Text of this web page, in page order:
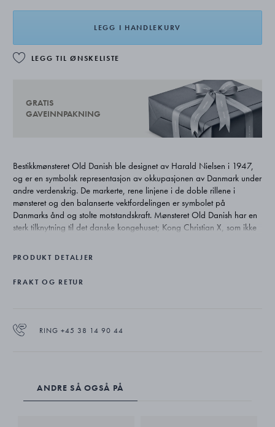
LEGG I HANDLEKURV
LEGG TIL ØNSKELISTE
GRATIS
GAVEINNPAKNING
Bestikkmønsteret Old Danish ble designet av Harald Nielsen i 1947,
og er en symbolsk representasjon av okkupasjonen av Danmark under
andre verdenskrig. De markerte, rene linjene i de doble rillene i
mønsteret og den balanserte vektfordelingen er symbolet på
Danmarks ånd og stolte motstandskraft. Mønsteret Old Danish har en
sterk tilknytning til det danske kongehuset; Kong Christian X, som ikke
og kronprinsessen av Danmark, i 2004.
PRODUKT DETALJER
FRAKT OG RETUR
RING +45 38 14 90 44
ANDRE SÅ OGSÅ PÅ